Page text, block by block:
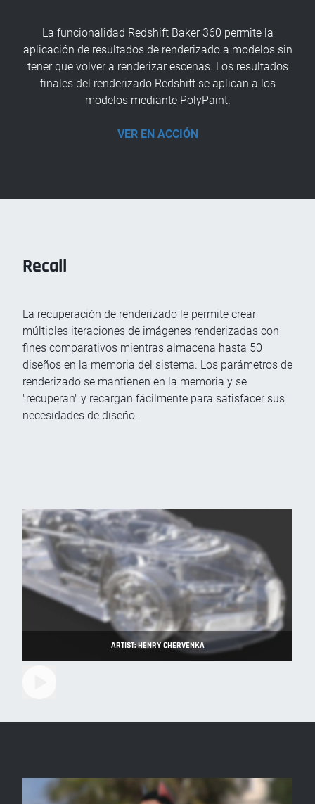
La funcionalidad Redshift Baker 360 permite la
aplicación de resultados de renderizado a modelos sin
tener que volver a renderizar escenas. Los resultados
finales del renderizado Redshift se aplican a los
modelos mediante PolyPaint.
VER EN ACCIÓN
Recall
La recuperación de renderizado le permite crear
múltiples iteraciones de imágenes renderizadas con
fines comparativos mientras almacena hasta 50
diseños en la memoria del sistema. Los parámetros de
renderizado se mantienen en la memoria y se
"recuperan" y recargan fácilmente para satisfacer sus
necesidades de diseño.
ARTIST: HENRY CHERVENKA